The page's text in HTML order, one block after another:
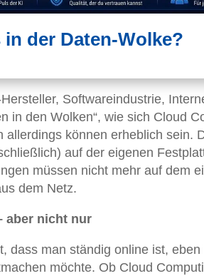
der Daten-Wolke?
Softwareindustrie,
in den Wolken“, wie sich Cloud
allerdings können erheblich sein.
auf der eigenen
müssen nicht mehr auf dem
dem Netz.
aber nicht nur
dass man ständig online ist,
möchte. Ob Cloud